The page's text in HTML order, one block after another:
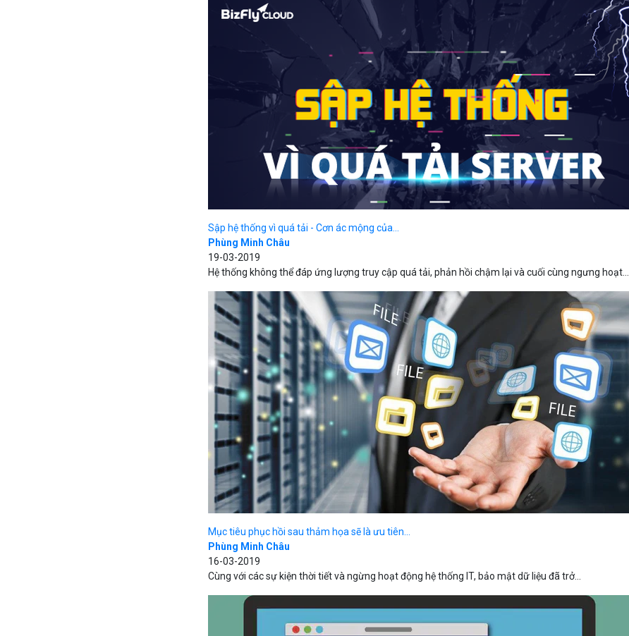
Sập hệ thống vì quá tải - Cơn ác mộng của...
Phùng Minh Châu
19-03-2019
Hệ thống không thể đáp ứng lượng truy cập quá tải, phản hồi chậm lại và cuối cùng ngưng hoạt...
Mục tiêu phục hồi sau thảm họa sẽ là ưu tiên...
Phùng Minh Châu
16-03-2019
Cùng với các sự kiện thời tiết và ngừng hoạt động hệ thống IT, bảo mật dữ liệu đã trở...